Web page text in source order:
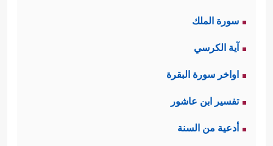
سورة الملك
آية الكرسي
اواخر سورة البقرة
تفسير ابن عاشور
أدعية من السنة